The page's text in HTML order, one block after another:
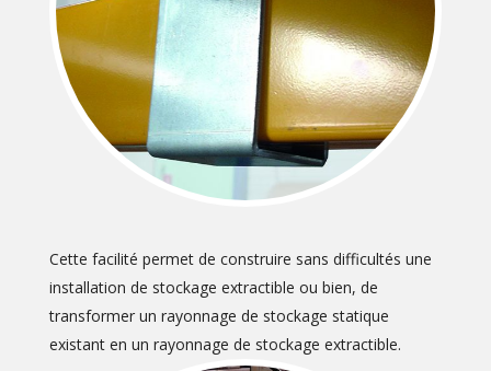
Cette facilité permet de construire sans difficultés une
installation de stockage extractible ou bien, de
transformer un rayonnage de stockage statique
existant en un rayonnage de stockage extractible.